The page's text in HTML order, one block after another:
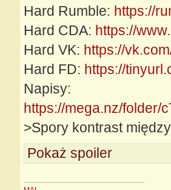
Hard Rumble: https://
Hard CDA: https://
Hard VK: https://
Hard FD: https://
Napisy:
https://mega.nz/folder/
>Spory kontrast
Pokaż spoiler